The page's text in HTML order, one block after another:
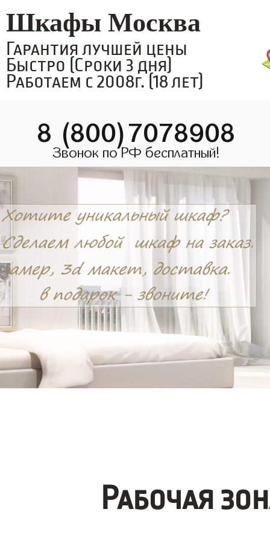
Шкафы Москва
Гарантия лучшей цены
Быстро (Сроки 3 дня)
Работаем с 2008г. (18 лет)
8 (800)7078908
Звонок по РФ бесплатный!
Рабочая